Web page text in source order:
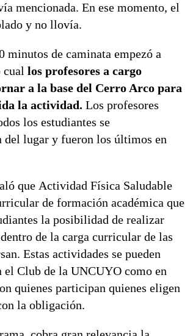
mencionada. En ese momento, el
y no llovía.
minutos de caminata empezó a
los profesores a cargo
a la base del Cerro Arco para
la actividad. Los profesores
los estudiantes se
del lugar y fueron los últimos en
que Actividad Física Saludable
de formación académica que
la posibilidad de realizar
de la carga curricular de las
Estas actividades se pueden
el Club de la UNCUYO como en
quienes participan quienes eligen
la obligación.